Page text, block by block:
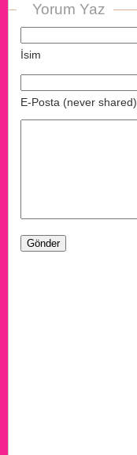
Yorum Yaz
İsim
E-Posta (never shared)